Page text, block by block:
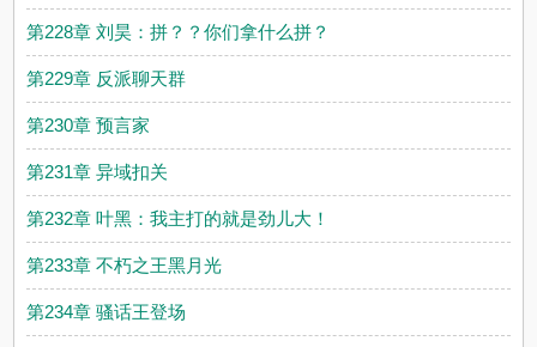
第228章 刘昊：拼？？你们拿什么拼？
第229章 反派聊天群
第230章 预言家
第231章 异域扣关
第232章 叶黑：我主打的就是劲儿大！
第233章 不朽之王黑月光
第234章 骚话王登场